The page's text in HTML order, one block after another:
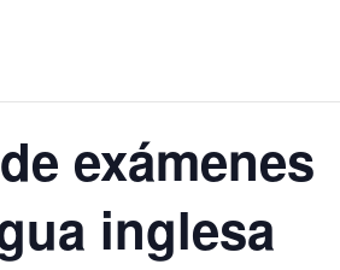
exámenes
inglesa